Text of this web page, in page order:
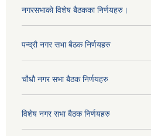
नगरसभाको विशेष बैठकका निर्णयहरु।
पन्द्रौ नगर सभा बैठक निर्णयहरु
चौधौ नगर सभा बैठक निर्णयहरु
विशेष नगर सभा बैठक निर्णयहरु